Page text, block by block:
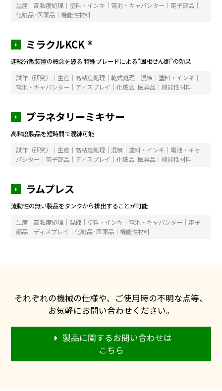
生産｜高粘度処理｜塗料・インキ｜電池・キャパシター｜電子部品｜
化粧品·医薬品｜機能性材料
ミラクルKCK ®
連続分散装置の概念を破る 特殊ブレードによる”固相せん断”の効果
試作（研究）｜生産｜高粘度処理｜乾式処理｜混練｜塗料・インキ｜
電池・キャパシター｜ディスプレイ｜化粧品·医薬品｜機能性材料
プラネタリーミキサー
高粘度製品を短時間で混練可能
試作（研究）｜生産｜高粘度処理｜混練｜塗料・インキ｜電池・キャ
パシター｜電子部品｜ディスプレイ｜化粧品·医薬品｜機能性材料
ラムプレス
流動性の無い製品をタンクから排出することが可能
生産｜高粘度処理｜混練｜塗料・インキ｜電池・キャパシター｜電子
部品｜ディスプレイ｜化粧品·医薬品｜機能性材料
それぞれの機械の仕様や、ご使用時の不明な点等、
お気軽にお問い合わせください。
製品に関するお問い合わせは
こちら